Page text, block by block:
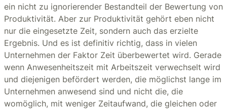
ein nicht zu ignorierender Bestandteil der Bewertung von
Produktivität. Aber zur Produktivität gehört eben nicht
nur die eingesetzte Zeit, sondern auch das erzielte
Ergebnis. Und es ist definitiv richtig, dass in vielen
Unternehmen der Faktor Zeit überbewertet wird. Gerade
wenn Anwesenheitszeit mit Arbeitszeit verwechselt wird
und diejenigen befördert werden, die möglichst lange im
Unternehmen anwesend sind und nicht die, die
womöglich, mit weniger Zeitaufwand, die gleichen oder